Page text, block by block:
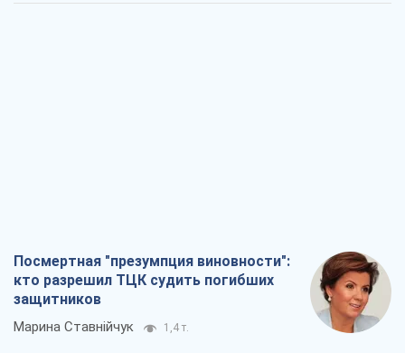
Посмертная "презумпция виновности":
кто разрешил ТЦК судить погибших
защитников
Марина Ставнійчук 1,4 т.